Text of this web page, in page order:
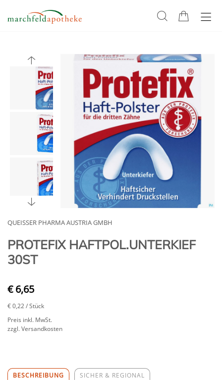
QUEISSER PHARMA AUSTRIA GMBH
PROTEFIX HAFTPOL.UNTERKIEF
30ST
€ 6,65
€ 0,22/ Stück
Preis inkl. MwSt.
zzgl. Versandkosten
BESCHREIBUNG SICHER & REGIONAL